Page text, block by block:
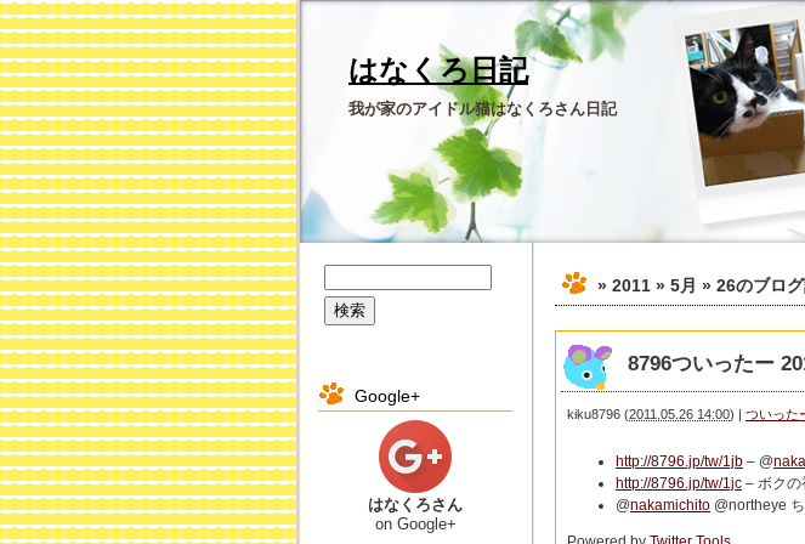
はなくろ日記
我が家のアイドル猫はなくろさん日記
» 2011 » 5月 » 26のブロ
8796ついったー
kiku8796 (2011.05.26 14:00) | ついった
http://8796.jp/tw/1jb – @
http://8796.jp/tw/1jc – ボクの
@nakamichito @northeye
Google+
はなくろさん
on Google+